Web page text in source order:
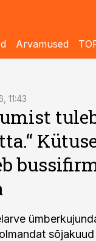
Arvamused
11:43